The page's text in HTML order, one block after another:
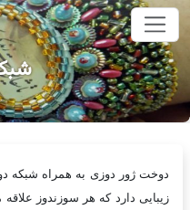
اصلی
دوخت ژور دوزی به همراه شبکه
زیبایی دارد که هر سوزندوز